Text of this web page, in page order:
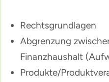
Rechtsgrundlagen
Abgrenzung
Finanzhaushalt
Produkte/